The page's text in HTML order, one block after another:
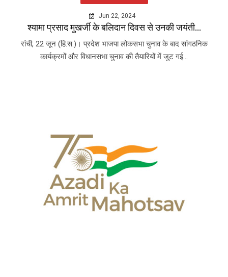
Jun 22, 2024
श्यामा प्रसाद मुखर्जी के बलिदान दिवस से उनकी जयंती...
रांची, 22 जून (हि.स.)। प्रदेश भाजपा लोकसभा चुनाव के बाद सांगठनिक
कार्यक्रमों और विधानसभा चुनाव की तैयारियों में जुट गई...